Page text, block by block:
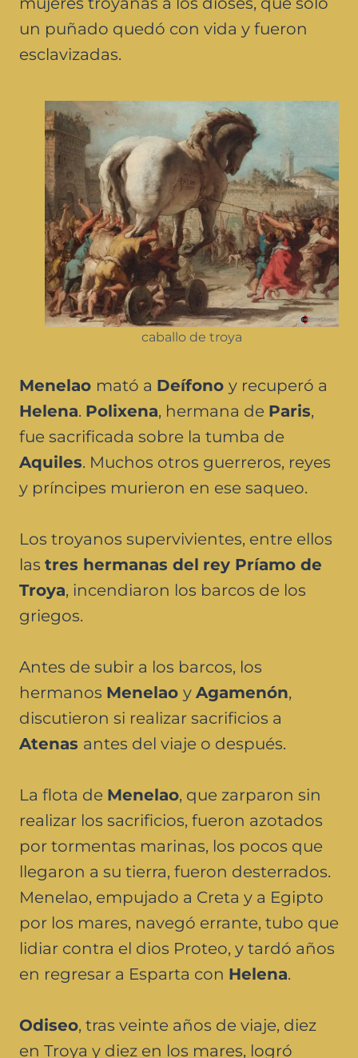
un puñado quedó con vida y fueron
esclavizadas.
caballo de troya
Menelao mató a Deífono y recuperó a
Helena. Polixena, hermana de Paris,
fue sacrificada sobre la tumba de
Aquiles. Muchos otros guerreros, reyes
y príncipes murieron en ese saqueo.
Los troyanos supervivientes, entre ellos
las tres hermanas del rey Príamo de
Troya, incendiaron los barcos de los
griegos.
Antes de subir a los barcos, los
hermanos Menelao y Agamenón,
discutieron si realizar sacrificios a
Atenas antes del viaje o después.
La flota de Menelao, que zarparon sin
realizar los sacrificios, fueron azotados
por tormentas marinas, los pocos que
llegaron a su tierra, fueron desterrados.
Menelao, empujado a Creta y a Egipto
por los mares, navegó errante, tubo que
lidiar contra el dios Proteo, y tardó años
en regresar a Esparta con Helena.
Odiseo, tras veinte años de viaje, diez
en Troya y diez en los mares, logró